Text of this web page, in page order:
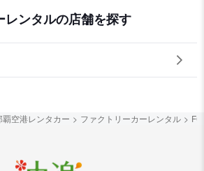
レンタルの店舗を探す
覇空港レンタカー ファクトリーカーレンタル